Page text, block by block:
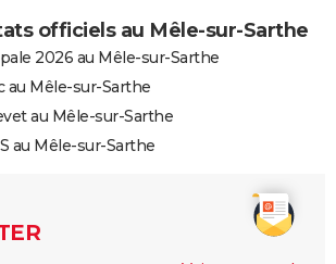
officiels au Mêle-sur-Sarthe
2026 au Mêle-sur-Sarthe
au Mêle-sur-Sarthe
au Mêle-sur-Sarthe
au Mêle-sur-Sarthe